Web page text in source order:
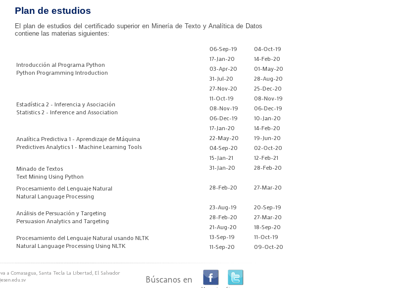
Plan de estudios
El plan de estudios del certificado superior en Minería de Texto y Analítica de Datos
contiene las materias siguientes:
Introducción al Programa Python
Python Programming Introduction
06-Sep-19
04-Oct-19
17-Jan-20
14-Feb-20
03-Apr-20
01-May-20
31-Jul-20
28-Aug-20
27-Nov-20
25-Dec-20
Estadística 2 - Inferencia y Asociación
Statistics 2 - Inference and Association
11-Oct-19
08-Nov-19
08-Nov-19
06-Dec-19
06-Dec-19
10-Jan-20
Analítica Predictiva 1 - Aprendizaje de Máquina
Predictives Analytics 1 - Machine Learning Tools
17-Jan-20
14-Feb-20
22-May-20
19-Jun-20
04-Sep-20
02-Oct-20
15-Jan-21
12-Feb-21
Minado de Textos
Text Mining Using Python
31-Jan-20 28-Feb-20
Procesamiento del Lenguaje Natural
Natural Language Processing
28-Feb-20 27-Mar-20
Análisis de Persuación y Targeting
Persuasion Analytics and Targeting
23-Aug-19
20-Sep-19
28-Feb-20
27-Mar-20
21-Aug-20
18-Sep-20
Procesamiento del Lenguaje Natural usando NLTK
Natural Language Processing Using NLTK
13-Sep-19
11-Oct-19
11-Sep-20
09-Oct-20
a Comasagua, Santa Tecla La Libertad, El Salvador
Búscanos en